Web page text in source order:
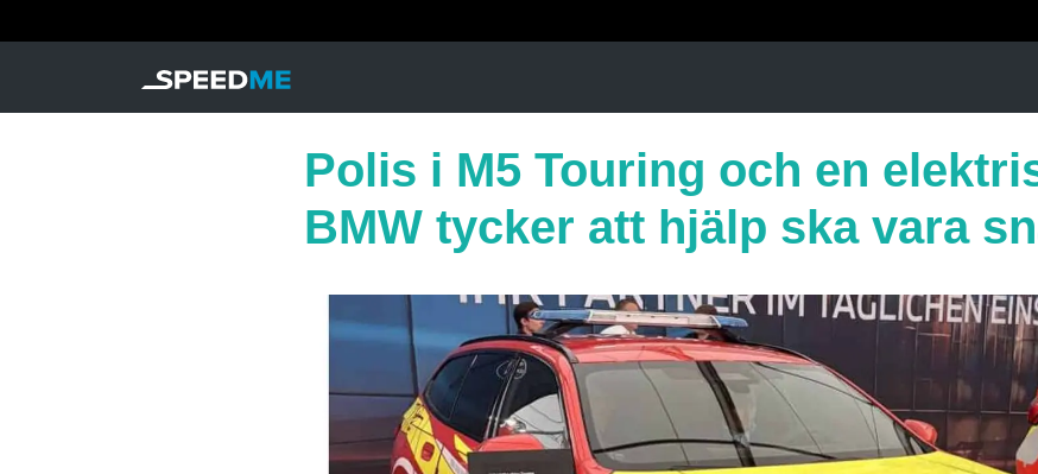
Polis i M5 Touring och en
BMW tycker att hjälp ska vara